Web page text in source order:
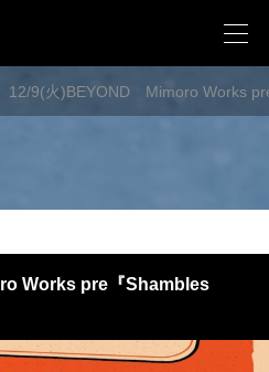
12/9(火)BEYOND Mimoro Works
Works pre『Shambles